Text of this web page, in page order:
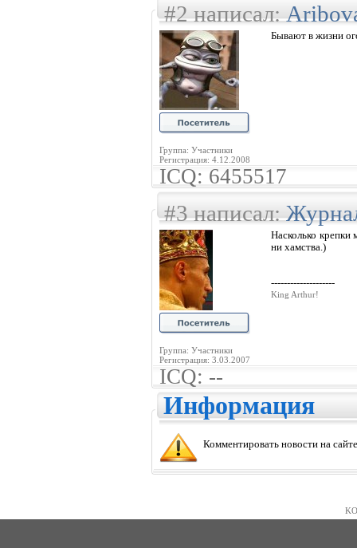
#2 написал:
Группа: Участники
Регистрация: 4.12.2008
Бывают в жизни
ICQ: 6455517
#3 написал:
Группа: Участники
Регистрация: 3.03.2007
Насколько крепки
ни хамства.)
--------------------
King Arthur!
ICQ: --
Информация
Комментировать новости на